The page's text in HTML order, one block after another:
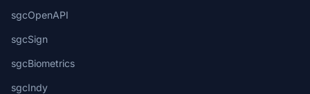
sgcOpenAPI
sgcSign
sgcBiometrics
sgcIndy